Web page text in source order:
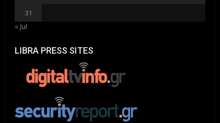
31
« Jul
LIBRA PRESS SITES